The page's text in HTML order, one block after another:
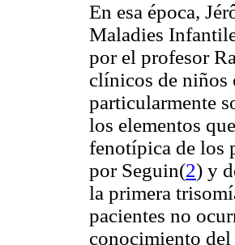
En esa época,
Maladies
por el profesor
clínicos de niños
particularmente
los elementos
fenotípica de los
por Seguin(2) y
la primera
pacientes no
conocimiento